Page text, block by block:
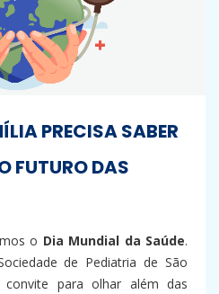
PRECISA SABER
FUTURO DAS
o Dia Mundial da Saúde.
de Pediatria de São
para olhar além das